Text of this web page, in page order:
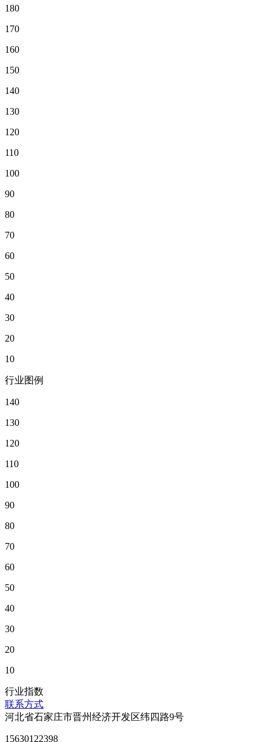
180
170
160
150
140
130
120
110
100
90
80
70
60
50
40
30
20
10
行业图例
140
130
120
110
100
90
80
70
60
50
40
30
20
10
行业指数
联系方式
河北省石家庄市晋州经济开发区纬四路9号
15630122398